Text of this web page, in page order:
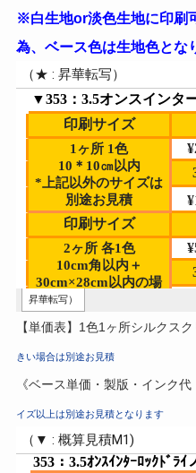
※白生地or淡色生地に印刷
為、ベース色は生地色とな
【単価表】1色1ヶ所シルクス
きい場合は別途お見積
《ベース単価・製版・インク
イズ以上は別途お見積となります